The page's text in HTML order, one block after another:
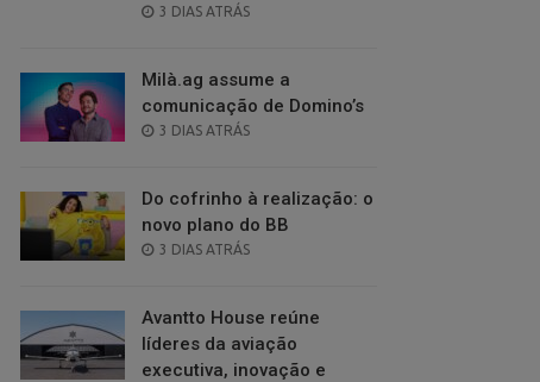
POSTED
3 DIAS ATRÁS
Milà.ag assume a
comunicação de Domino’s
POSTED
3 DIAS ATRÁS
Do cofrinho à realização: o
novo plano do BB
POSTED
3 DIAS ATRÁS
Avantto House reúne
líderes da aviação
executiva, inovação e